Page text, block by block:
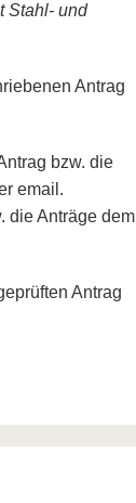
Stahl- und
Antrag
bzw. die
email.
die Anträge dem
Antrag